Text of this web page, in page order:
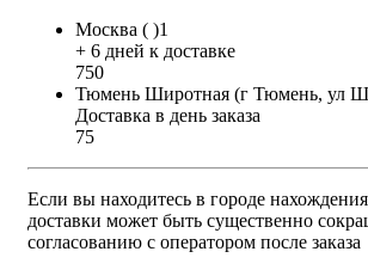
Москва ( )1
+ 6 дней к доставке
750
Тюмень Широтная (г Тюмень, ул
Доставка в день заказа
75
Если вы находитесь в городе
доставки может быть существенно
согласованию с оператором после заказа